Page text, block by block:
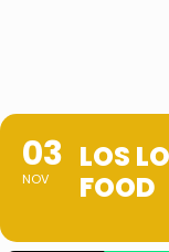
03
NOV
LOS
FOOD